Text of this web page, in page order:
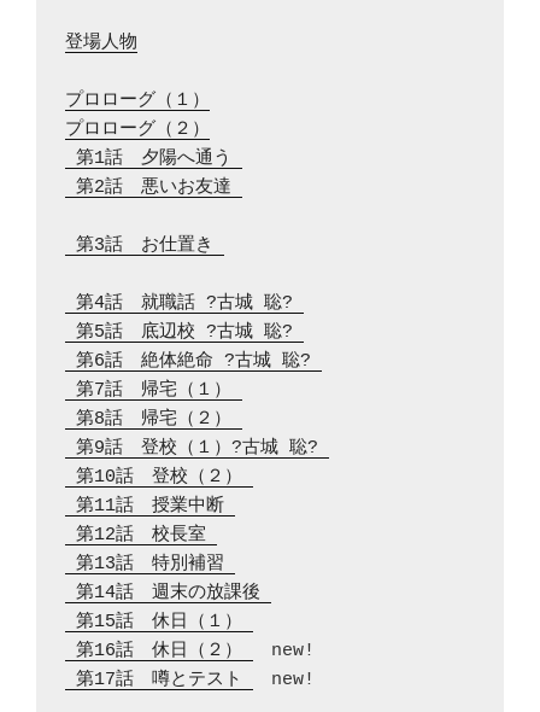
登場人物
プロローグ（１）
プロローグ（２）
第1話　夕陽へ通う
第2話　悪いお友達
第3話　お仕置き
第4話　就職話 ?古城 聡?
第5話　底辺校 ?古城 聡?
第6話　絶体絶命 ?古城 聡?
第7話　帰宅（１）
第8話　帰宅（２）
第9話　登校（１）?古城 聡?
第10話　登校（２）
第11話　授業中断
第12話　校長室
第13話　特別補習
第14話　週末の放課後
第15話　休日（１）
第16話　休日（２）
第17話　噂とテスト
new!